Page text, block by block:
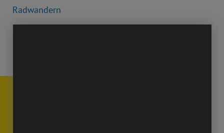
Radwandern